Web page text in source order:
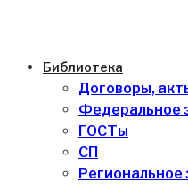
Библиотека
Договоры,
Федеральное
ГОСТы
СП
Региональное